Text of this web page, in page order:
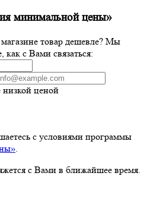
минимальной цены»
товар дешевле? Мы
с Вами связаться:
низкой ценой
с условиями программы
с Вами в ближайшее время.